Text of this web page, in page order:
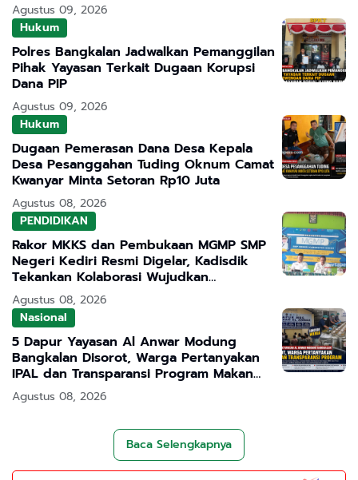
Agustus 09, 2026
Hukum
Polres Bangkalan Jadwalkan Pemanggilan
Pihak Yayasan Terkait Dugaan Korupsi
Dana PIP
Agustus 09, 2026
Hukum
Dugaan Pemerasan Dana Desa Kepala
Desa Pesanggahan Tuding Oknum Camat
Kwanyar Minta Setoran Rp10 Juta
Agustus 08, 2026
PENDIDIKAN
Rakor MKKS dan Pembukaan MGMP SMP
Negeri Kediri Resmi Digelar, Kadisdik
Tekankan Kolaborasi Wujudkan
Pendidikan Bermutu
Agustus 08, 2026
Nasional
5 Dapur Yayasan Al Anwar Modung
Bangkalan Disorot, Warga Pertanyakan
IPAL dan Transparansi Program Makan
Bergizi Gratis
Agustus 08, 2026
Baca Selengkapnya